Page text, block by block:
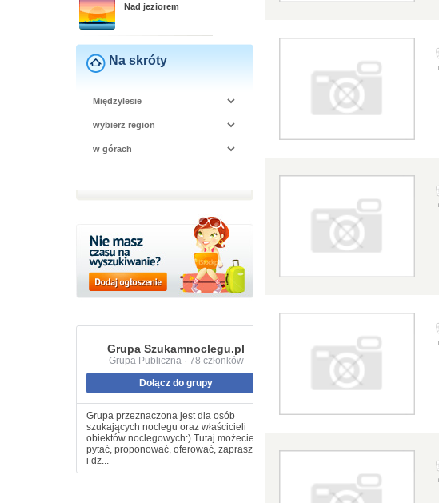
Nad jeziorem
Na skróty
Grupa Szukamnoclegu.pl
Grupa Publiczna · 78 członków
Dołącz do grupy
Grupa przeznaczona jest dla osób
szukających noclegu oraz właścicieli
obiektów noclegowych:) Tutaj możecie
pytać, proponować, oferować, zapraszać
i dz...